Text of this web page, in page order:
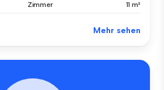
Zimmer 11 m²
Mehr sehen